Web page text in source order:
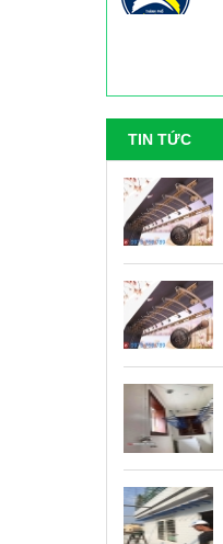
TIN TỨC